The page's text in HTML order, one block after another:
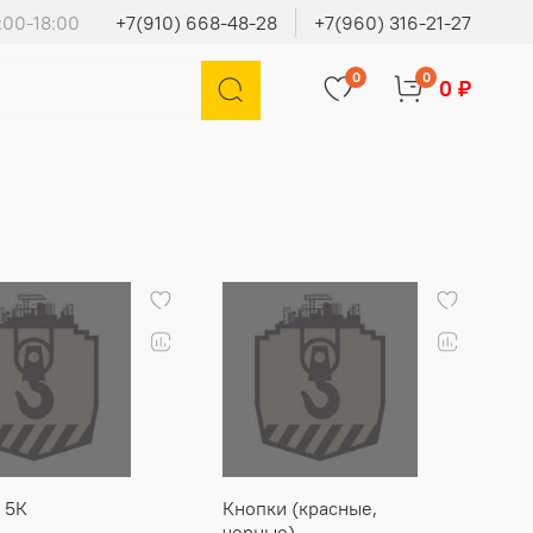
18:00 +7(910) 668-48-28 +7(960) 316-21-27
0 0 0 ₽
5К
Кнопки (красные,